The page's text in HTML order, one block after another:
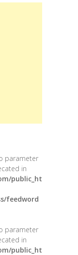
parameter
in
public_ht
feedword
parameter
in
public_ht